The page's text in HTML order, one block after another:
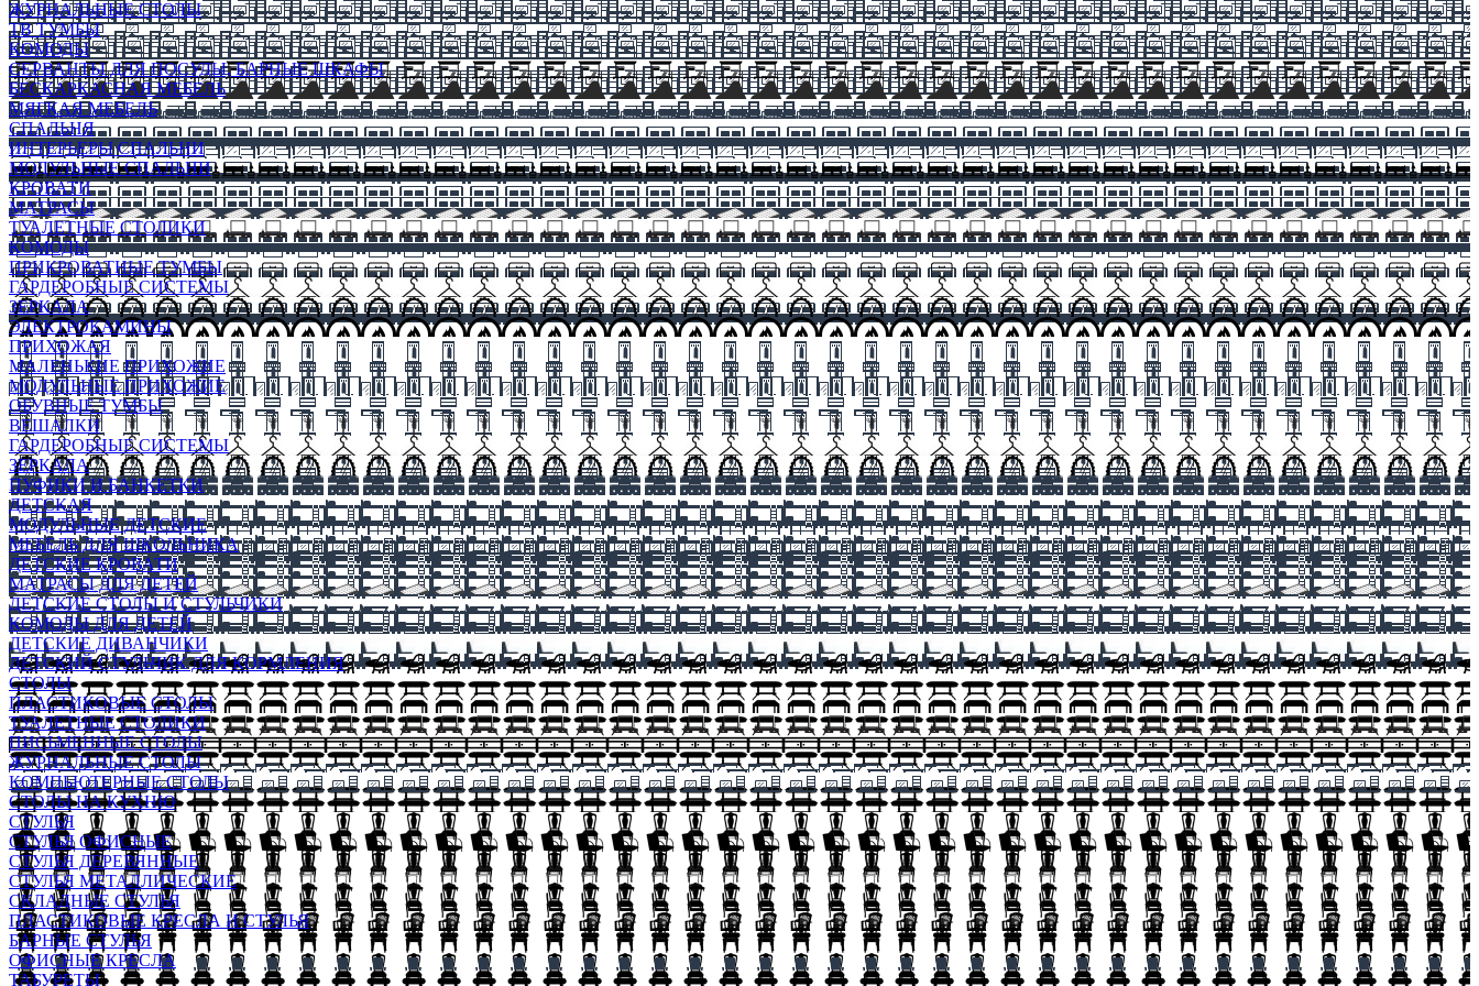
ЖУРНАЛЬНЫЕ СТОЛЫ
ТВ ТУМБЫ
КОМОДЫ
СЕРВАНТЫ ДЛЯ ПОСУДЫ, БАРНЫЕ ШКАФЫ
БЕСКАРКАСНАЯ МЕБЕЛЬ
МЯГКАЯ МЕБЕЛЬ
СПАЛЬНЯ
ИНТЕРЬЕРЫ СПАЛЬНИ
МОДУЛЬНЫЕ СПАЛЬНИ
КРОВАТИ
МАТРАСЫ
ТУАЛЕТНЫЕ СТОЛИКИ
КОМОДЫ
ПРИКРОВАТНЫЕ ТУМБЫ
ГАРДЕРОБНЫЕ СИСТЕМЫ
ЗЕРКАЛА
ЭЛЕКТРОКАМИНЫ
ПРИХОЖАЯ
МАЛЕНЬКИЕ ПРИХОЖИЕ
МОДУЛЬНЫЕ ПРИХОЖИЕ
ОБУВНЫЕ ТУМБЫ
ВЕШАЛКИ
ГАРДЕРОБНЫЕ СИСТЕМЫ
ЗЕРКАЛА
ПУФИКИ И БАНКЕТКИ
ДЕТСКАЯ
МОДУЛЬНЫЕ ДЕТСКИЕ
МЕБЕЛЬ ДЛЯ ШКОЛЬНИКА
ДЕТСКИЕ КРОВАТИ
МАТРАСЫ ДЛЯ ДЕТЕЙ
ДЕТСКИЕ СТОЛЫ И СТУЛЬЧИКИ
КОМОДЫ ДЛЯ ДЕТЕЙ
ДЕТСКИЕ ДИВАНЧИКИ
ДЕТСКИЙ СТУЛЬЧИК ДЛЯ КОРМЛЕНИЯ
СТОЛЫ
ПЛАСТИКОВЫЕ СТОЛЫ
ТУАЛЕТНЫЕ СТОЛИКИ
ПИСЬМЕННЫЕ СТОЛЫ
ЖУРНАЛЬНЫЕ СТОЛЫ
КОМПЬЮТЕРНЫЕ СТОЛЫ
СТОЛЫ НА КУХНЮ
СТУЛЬЯ
СТУЛЬЯ ОФИСНЫЕ
СТУЛЬЯ ДЕРЕВЯННЫЕ
СТУЛЬЯ МЕТАЛЛИЧЕСКИЕ
СКЛАДНЫЕ СТУЛЬЯ
ПЛАСТИКОВЫЕ КРЕСЛА И СТУЛЬЯ
БАРНЫЕ СТУЛЬЯ
ОФИСНЫЕ КРЕСЛА
ТАБУРЕТЫ